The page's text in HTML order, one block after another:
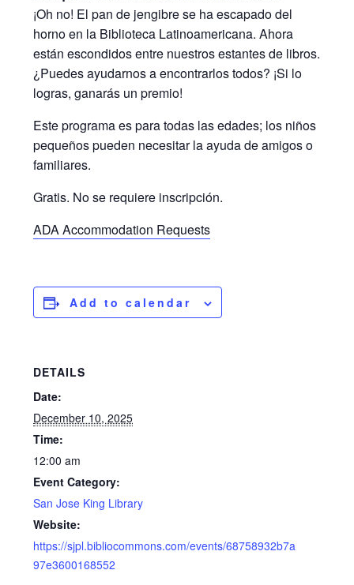
¡Oh no! El pan de jengibre se ha escapado del
horno en la Biblioteca Latinoamericana. Ahora
están escondidos entre nuestros estantes de libros.
¿Puedes ayudarnos a encontrarlos todos? ¡Si lo
logras, ganarás un premio!
Este programa es para todas las edades; los niños
pequeños pueden necesitar la ayuda de amigos o
familiares.
Gratis. No se requiere inscripción.
ADA Accommodation Requests
Add to calendar
DETAILS
Date:
December 10, 2025
Time:
12:00 am
Event Category:
San Jose King Library
Website:
https://sjpl.bibliocommons.com/events/68758932b7a
97e3600168552